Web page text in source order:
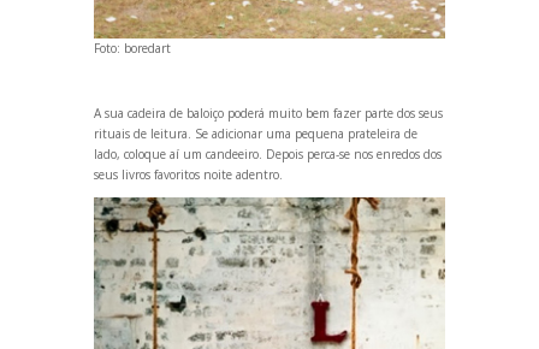
Foto: boredart
A sua cadeira de baloiço poderá muito bem fazer parte dos seus
rituais de leitura. Se adicionar uma pequena prateleira de
lado, coloque aí um candeeiro. Depois perca-se nos enredos dos
seus livros favoritos noite adentro.